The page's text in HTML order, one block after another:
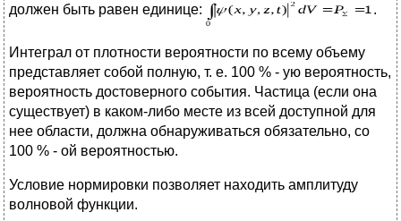
должен быть равен единице:
.
Интеграл от плотности вероятности по всему объему
представляет собой полную, т. е. 100 % - ую вероятность,
вероятность достоверного события. Частица (если она
существует) в каком-либо месте из всей доступной для
нее области, должна обнаруживаться обязательно, со
100 % - ой вероятностью.
Условие нормировки позволяет находить амплитуду
волновой функции.